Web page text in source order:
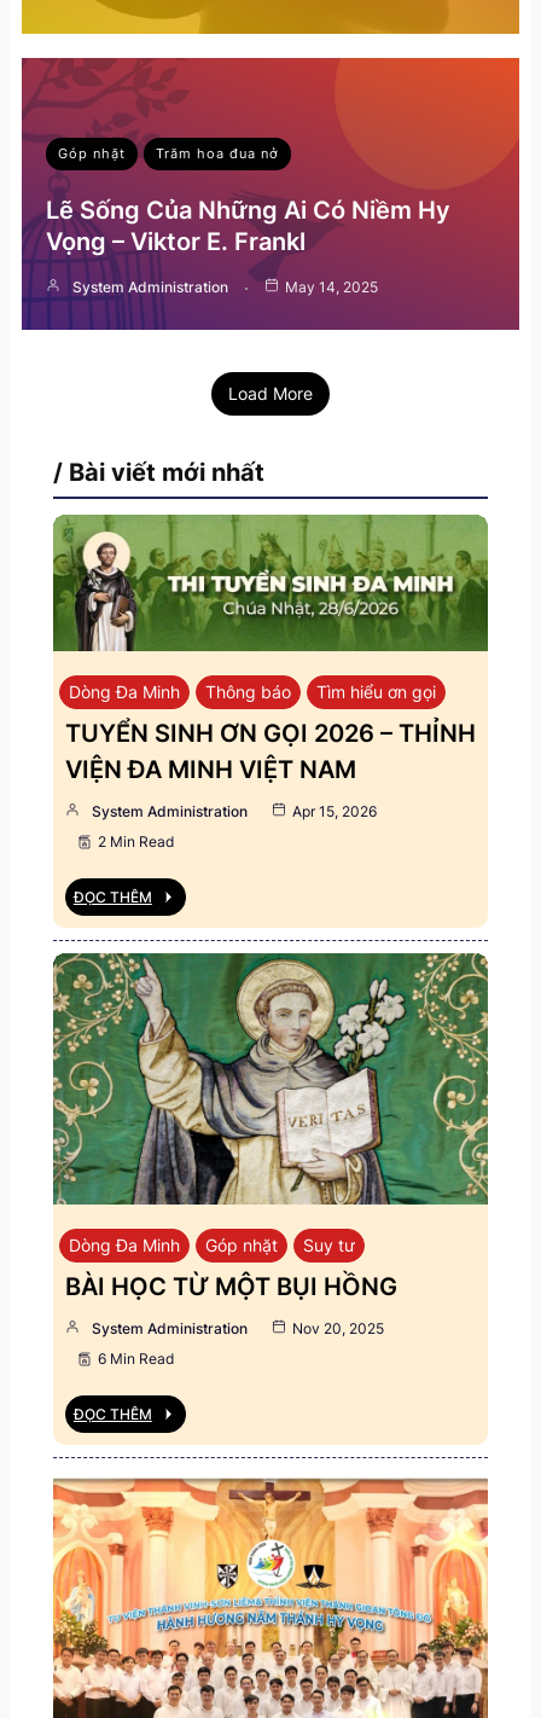
Góp nhặt Trăm hoa đua nở
Lẽ Sống Của Những Ai Có Niềm Hy
Vọng – Viktor E. Frankl
System Administration May 14, 2025
Load More
/ Bài viết mới nhất
Dòng Đa Minh Thông báo Tìm hiểu ơn gọi
TUYỂN SINH ƠN GỌI 2026 – THỈNH
VIỆN ĐA MINH VIỆT NAM
System Administration
Apr 15, 2026
2 Min Read
ĐỌC THÊM
Dòng Đa Minh Góp nhặt Suy tư
BÀI HỌC TỪ MỘT BỤI HỒNG
System Administration
Nov 20, 2025
6 Min Read
ĐỌC THÊM